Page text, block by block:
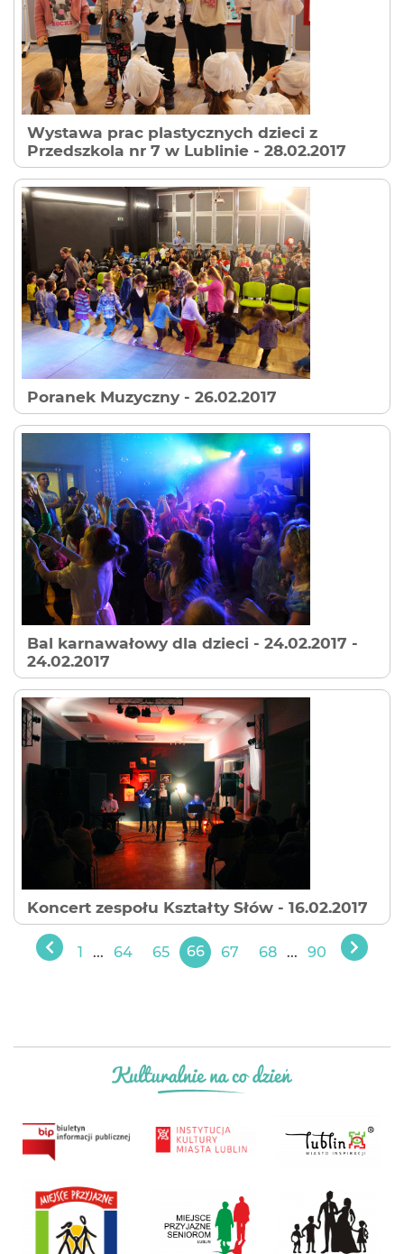
Wystawa prac plastycznych dzieci z
Przedszkola nr 7 w Lublinie - 28.02.2017
Poranek Muzyczny - 26.02.2017
Bal karnawałowy dla dzieci - 24.02.2017 -
24.02.2017
Koncert zespołu Kształty Słów - 16.02.2017
Poprzedni
1 ... 64 65 66 67 68 ... 90